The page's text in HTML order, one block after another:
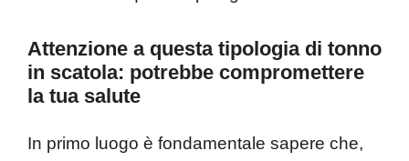
Attenzione a questa tipologia di tonno
in scatola: potrebbe compromettere
la tua salute
In primo luogo è fondamentale sapere che,